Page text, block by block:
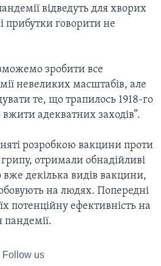
відведуть для хворих
прибутки говорити не
зробити все
невеликих масштабів, але
те, що трапилось 1918-го
адекватних заходів”.
розробкою вакцини проти
отримали обнадійливі
вже декілька видів вакцини,
на людях. Попередні
потенційну ефективність на
Follow us